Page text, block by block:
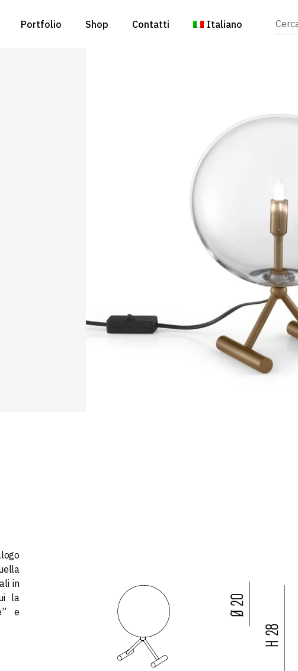
Portfolio Shop Contatti Italiano
English Inglese)
in
la
e